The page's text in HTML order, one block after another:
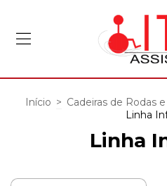
Início > Cadeiras de Rodas
Linha
Linha